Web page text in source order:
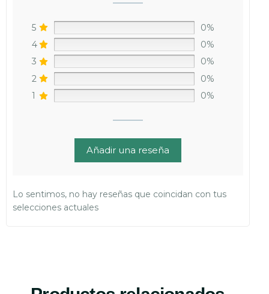
5
0%
4
0%
3
0%
2
0%
1
0%
Añadir una reseña
Lo sentimos, no hay reseñas que coincidan con tus
selecciones actuales